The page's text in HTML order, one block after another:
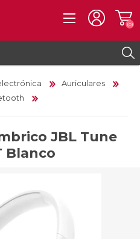
(0)
Auriculares
JBL Tune
Blanco